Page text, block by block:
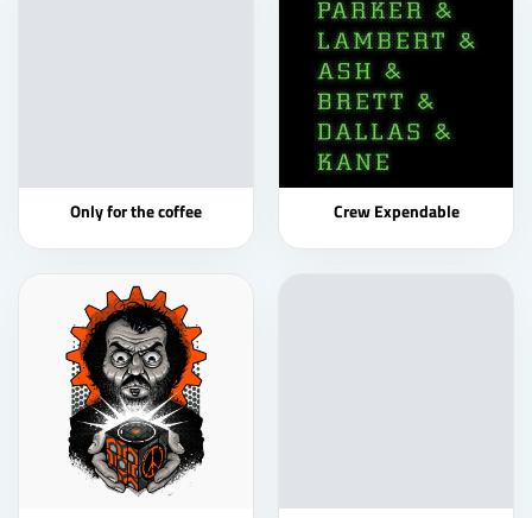
Only for the coffee Crew Expendable